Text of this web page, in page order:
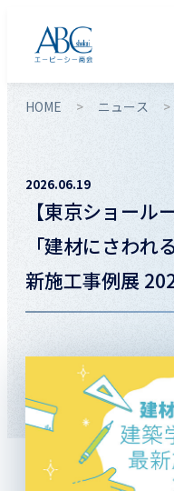
HOME ニュース
2026.06.19
【東京ショール
「建材にさわれ
新施工事例展